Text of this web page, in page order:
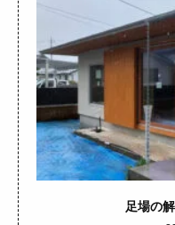
足場の